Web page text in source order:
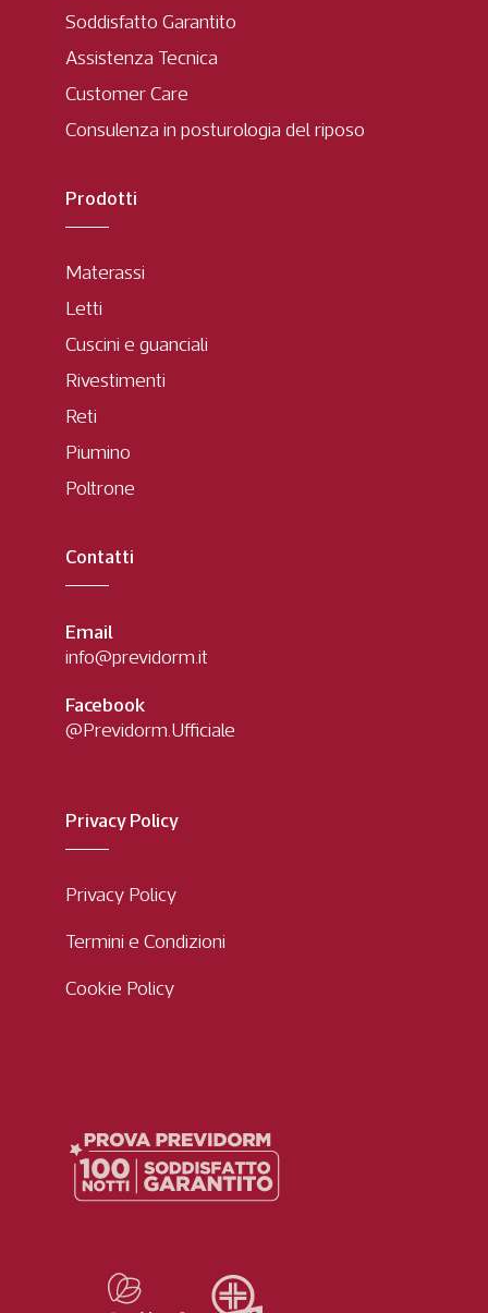
Soddisfatto Garantito
Assistenza Tecnica
Customer Care
Consulenza in posturologia del riposo
Prodotti
Materassi
Letti
Cuscini e guanciali
Rivestimenti
Reti
Piumino
Poltrone
Contatti
Email
info@previdorm.it
Facebook
@Previdorm.Ufficiale
Privacy Policy
Privacy Policy
Termini e Condizioni
Cookie Policy